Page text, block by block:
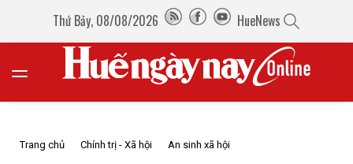
Thứ Bảy, 08/08/2026 HueNews
Trang chủ Chính trị - Xã hội An sinh xã hội